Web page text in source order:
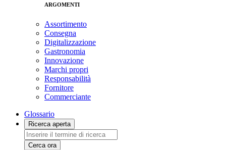
ARGOMENTI
Assortimento
Consegna
Digitalizzazione
Gastronomia
Innovazione
Marchi propri
Responsabilità
Fornitore
Commerciante
Glossario
Ricerca aperta
Cerca ora